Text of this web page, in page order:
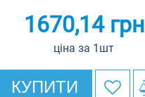
1670,14грн
ціна за 1шт
КУПИТИ